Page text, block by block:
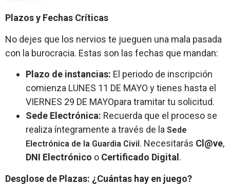
Plazos y Fechas Críticas
No dejes que los nervios te jueguen una mala pasada
con la burocracia. Estas son las fechas que mandan:
Plazo de instancias: El periodo de inscripción
comienza LUNES 11 DE MAYO y tienes hasta el
VIERNES 29 DE MAYOpara tramitar tu solicitud.
Sede Electrónica: Recuerda que el proceso se
realiza íntegramente a través de la Sede
Electrónica de la Guardia Civil. Necesitarás Cl@ve,
DNI Electrónico o Certificado Digital .
Desglose de Plazas: ¿Cuántas hay en juego?